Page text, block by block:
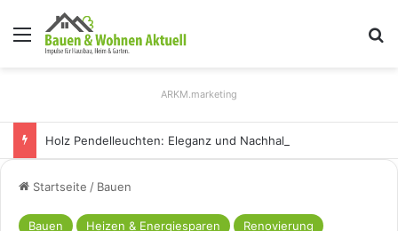
Menü
ARKM.marketing
Startseite / Bauen
Bauen Heizen & Energiesparen Renovierung